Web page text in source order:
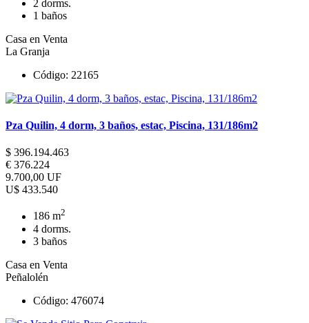
2 dorms.
1 baños
Casa en Venta
La Granja
Código: 22165
Pza Quilin, 4 dorm, 3 baños, estac, Piscina, 131/186m2
$ 396.194.463
€ 376.224
9.700,00 UF
U$ 433.540
186 m2
4 dorms.
3 baños
Casa en Venta
Peñalolén
Código: 476074